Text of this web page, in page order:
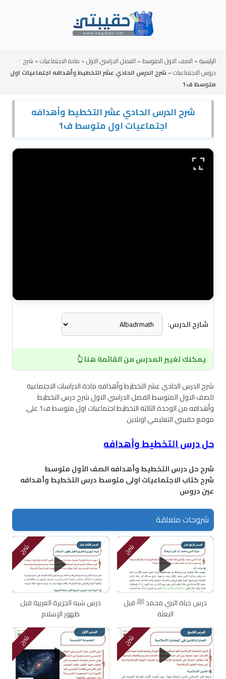
الرئيسية» الصف الاول المتوسط» الفصل الدراسي الاول» مادة الاجتماعيات» شرح
دروس الاجتماعيات» شرح الدرس الحادي عشر التخطيط وأهدافه اجتماعيات اول
متوسط ف1
شرح الدرس الحادي عشر التخطيط وأهدافه
اجتماعيات اول متوسط ف1
شارح الدرس:
يمكنك تغيير المدرس من القائمة هنا 👆
شرح الدرس الحادي عشر التخطيط وأهدافه مادة الدراسات الاجتماعية
للصف الاول المتوسط الفصل الدراسي الاول شرح درس التخطيط
وأهدافه من الوحدة الثالثة التخطيط اجتماعيات اول متوسط ف1 على
موقع حقيبتي التعليمي اونلاين
حل درس التخطيط وأهدافه
شرح حل درس التخطيط وأهدافه الصف الأول متوسط
شرح كتاب الاجتماعيات اولى متوسط درس التخطيط وأهدافه
عين دروس
شروحات متعلقة
شرح
درس حياة النبي محمد ﷺ قبل
البعثة
شرح
درس شبه الجزيرة العربية قبل
ظهور الإسلام
شرح شرح